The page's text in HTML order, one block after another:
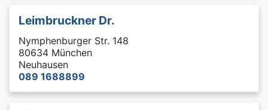
Leimbruckner Dr.
Nymphenburger Str. 148
80634 München
Neuhausen
089 1688899